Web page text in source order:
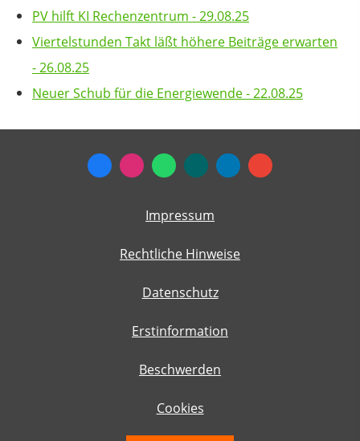
PV hilft KI Rechenzentrum - 29.08.25
Viertelstunden Takt läßt höhere Beiträge erwarten
- 26.08.25
Neuer Schub für die Energiewende - 22.08.25
Impressum
Rechtliche Hinweise
Datenschutz
Erstinformation
Beschwerden
Cookies